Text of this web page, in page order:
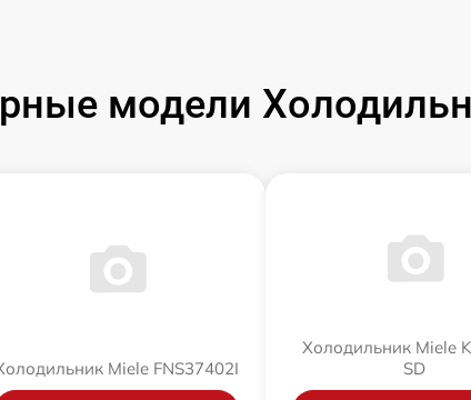
модели
Miele FNS37402I
Холодильник Miele
SD